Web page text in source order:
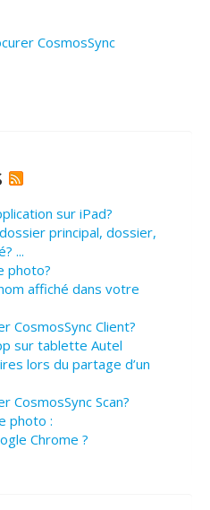
CosmosSync
sur iPad?
principal, dossier,
...
photo?
affiché dans votre
CosmosSync Client?
sur tablette Autel
lors du partage d’un
CosmosSync Scan?
photo :
Chrome ?